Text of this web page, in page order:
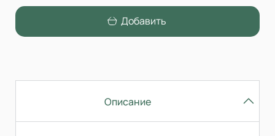
Добавить
Описание